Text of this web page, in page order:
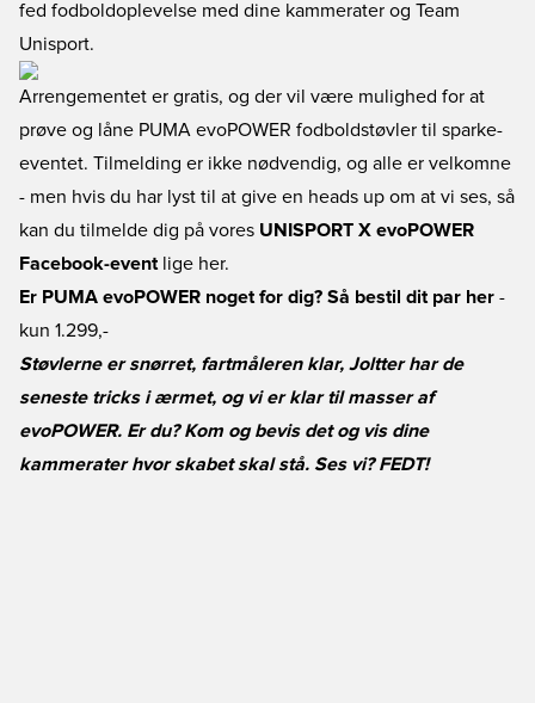
fed fodboldoplevelse med dine kammerater og Team
Unisport.
Arrengementet er gratis, og der vil være mulighed for at
prøve og låne PUMA evoPOWER fodboldstøvler til sparke-
eventet. Tilmelding er ikke nødvendig, og alle er velkomne
- men hvis du har lyst til at give en heads up om at vi ses, så
kan du tilmelde dig på vores UNISPORT X evoPOWER
Facebook-event lige her.
Er PUMA evoPOWER noget for dig? Så bestil dit par her -
kun 1.299,-
Støvlerne er snørret, fartmåleren klar, Joltter har de
seneste tricks i ærmet, og vi er klar til masser af
evoPOWER. Er du? Kom og bevis det og vis dine
kammerater hvor skabet skal stå. Ses vi? FEDT!